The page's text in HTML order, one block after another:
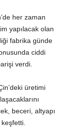
her zaman
yapılacak olan
fabrika günde
ciddi
verdi.
üretimi
beceri, altyapı